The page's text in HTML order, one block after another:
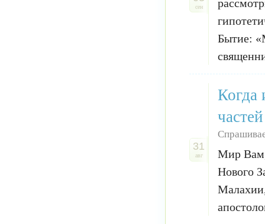
сен
Бытие:
31
авг
Когда
Мир Вам,
Нового